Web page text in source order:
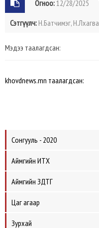
Огноо:12/28/2025
Сэтгүүлч: Н.Батчимэг, Н.Лхагва
Мэдээ таалагдсан:
khovdnews.mn таалагдсан:
Сонгууль - 2020
Аймгийн ИТХ
Аймгийн ЗДТГ
Цаг агаар
Зурхай